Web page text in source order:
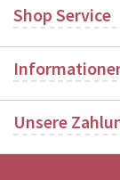
Shop Service
Unsere